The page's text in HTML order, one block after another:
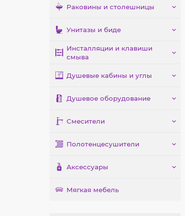
Раковины и столешницы
Унитазы и биде
Инсталляции и клавиши
смыва
Душевые кабины и углы
Душевое оборудование
Смесители
Полотенцесушители
Аксессуары
Мягкая мебель